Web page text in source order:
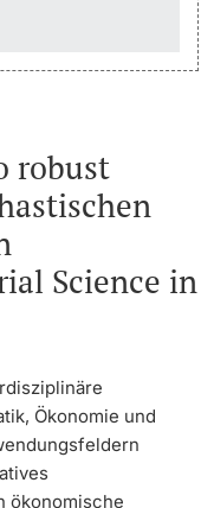
robust
Science in
Ökonomie und
ökonomische